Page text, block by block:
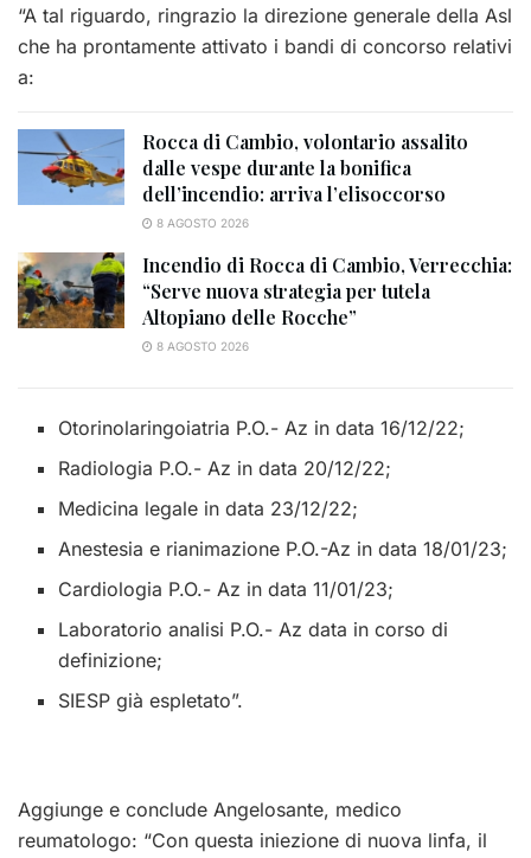
“A tal riguardo, ringrazio la direzione generale della Asl
che ha prontamente attivato i bandi di concorso relativi
a:
Rocca di Cambio, volontario assalito
dalle vespe durante la bonifica
dell’incendio: arriva l’elisoccorso
8 AGOSTO 2026
Incendio di Rocca di Cambio, Verrecchia:
“Serve nuova strategia per tutela
Altopiano delle Rocche”
8 AGOSTO 2026
Otorinolaringoiatria P.O.- Az in data 16/12/22;
Radiologia P.O.- Az in data 20/12/22;
Medicina legale in data 23/12/22;
Anestesia e rianimazione P.O.-Az in data 18/01/23;
Cardiologia P.O.- Az in data 11/01/23;
Laboratorio analisi P.O.- Az data in corso di
definizione;
SIESP già espletato”.
Aggiunge e conclude Angelosante, medico
reumatologo: “Con questa iniezione di nuova linfa, il